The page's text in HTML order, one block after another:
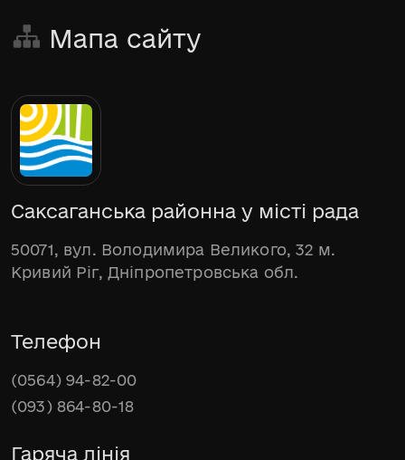
Мапа сайту
Саксаганська районна у місті рада
50071, вул. Володимира Великого, 32 м.
Кривий Ріг, Дніпропетровська обл.
Телефон
(0564) 94-82-00
(093) 864-80-18
Гаряча лінія